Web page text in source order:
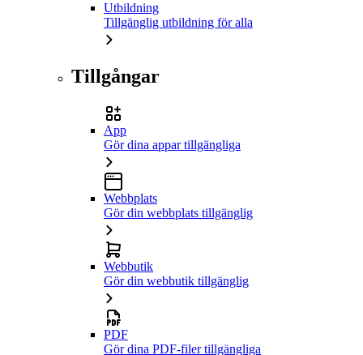
Utbildning
Tillgänglig utbildning för alla
Tillgångar
App
Gör dina appar tillgängliga
Webbplats
Gör din webbplats tillgänglig
Webbutik
Gör din webbutik tillgänglig
PDF
Gör dina PDF-filer tillgängliga